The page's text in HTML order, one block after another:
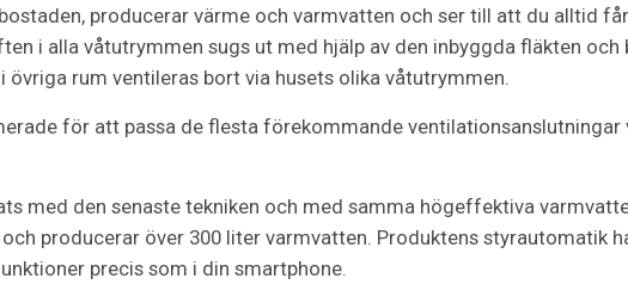
producerar värme och varmvatten och ser till att du alltid
i alla våtutrymmen sugs ut med hjälp av den inbyggda fläkten
rum ventileras bort via husets olika våtutrymmen.
för att passa de flesta förekommande ventilationsanslutningar
med den senaste tekniken och med samma högeffektiva
och producerar över 300 liter varmvatten. Produktens styrautomatik
precis som i din smartphone.